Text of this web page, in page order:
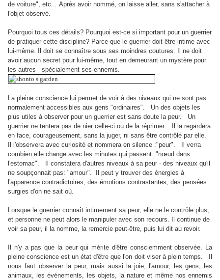
de voiture", etc... Après avoir nommé, on laisse aller, sans s'attacher à
l'objet observé.
Pourquoi tous ces détails? Pourquoi est-ce si important pour un guerrier
de pratiquer cette discipline? Parce que le guerrier doit être intime avec
lui-même. Il doit se connaître sous ses moindres coutures. Il ne doit
avoir aucun secret pour lui-même, tout en demeurant un mystère pour
les autres - spécialement ses ennemis.
La pleine conscience lui permet de voir à des niveaux qui ne sont pas
normalement accessibles aux gens "ordinaires". Un des objets les
plus utiles à observer pour un guerrier est sans doute la peur. Un
guerrier ne tentera pas de nier celle-ci ou de la réprimer. Il la regardera
en face, courageusement, sans la juger, ni sans être contrôlé par elle.
Il l'observera avec curiosité et nommera en silence :"peur". Il verra
combien elle change avec les minutes qui passent: "nœud dans
l'estomac". Il constatera d'autres niveaux à sa peur - des niveaux qu'il
ne soupçonnait pas: "amour". Il peut y trouver des énergies à
l'apparence contradictoires, des émotions contrastantes, des pensées
surgies d'on ne sait où.
Lorsque le guerrier connaît intimement sa peur, elle ne le contrôle plus,
et personne ne peut alors le manipuler avec son recours. Il continue de
voir sa peur, il la nomme, la remercie peut-être, puis lui dit au revoir.
Il n'y a pas que la peur qui mérite d'être consciemment observée. La
pleine conscience est un état d'être que l'on doit viser à plein temps. Il
nous faut observer la peur, mais aussi la joie, l'amour, les gens, les
animaux, les événements, les objets, la nature et même nos ennemis